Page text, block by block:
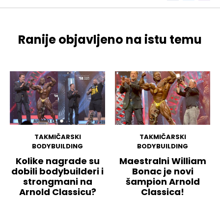
Ranije objavljeno na istu temu
TAKMIČARSKI
BODYBUILDING
Kolike nagrade su
dobili bodybuilderi i
strongmani na
Arnold Classicu?
TAKMIČARSKI
BODYBUILDING
Maestralni William
Bonac je novi
šampion Arnold
Classica!